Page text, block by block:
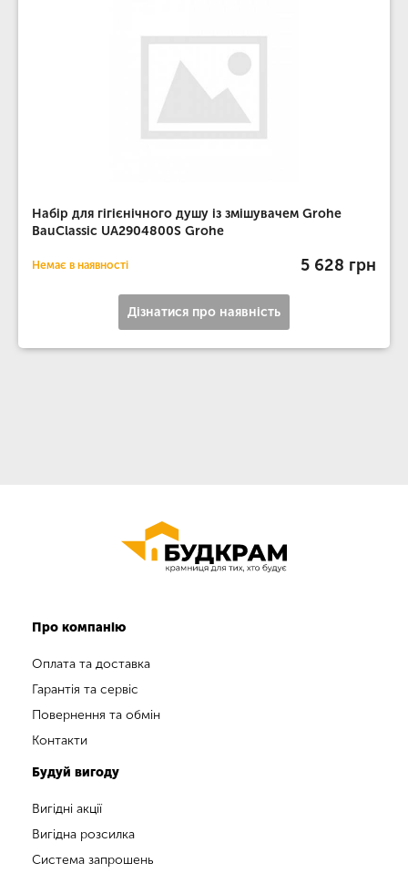
Набір для гігієнічного душу із змішувачем Grohe
BauClassic UA2904800S Grohe
Немає в наявності 5 628 грн
Дізнатися про наявність
Про компанію
Оплата та доставка
Гарантія та сервіс
Повернення та обмін
Контакти
Будуй вигоду
Вигідні акції
Вигідна розсилка
Система запрошень